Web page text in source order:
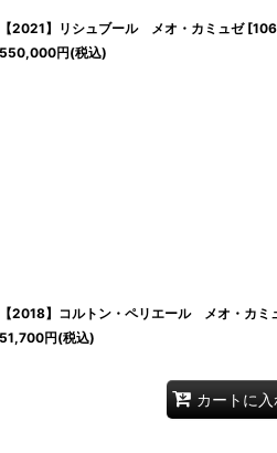
【2021】リシュブール メオ・カミュゼ [
550,000円(税込)
【2018】コルトン・ペリエール メオ・カミ
51,700円(税込)
カートに入